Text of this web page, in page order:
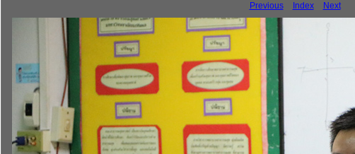
Previous Index Next